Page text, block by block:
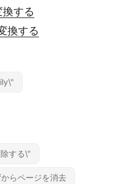
する
換する
する\"
らページを消去